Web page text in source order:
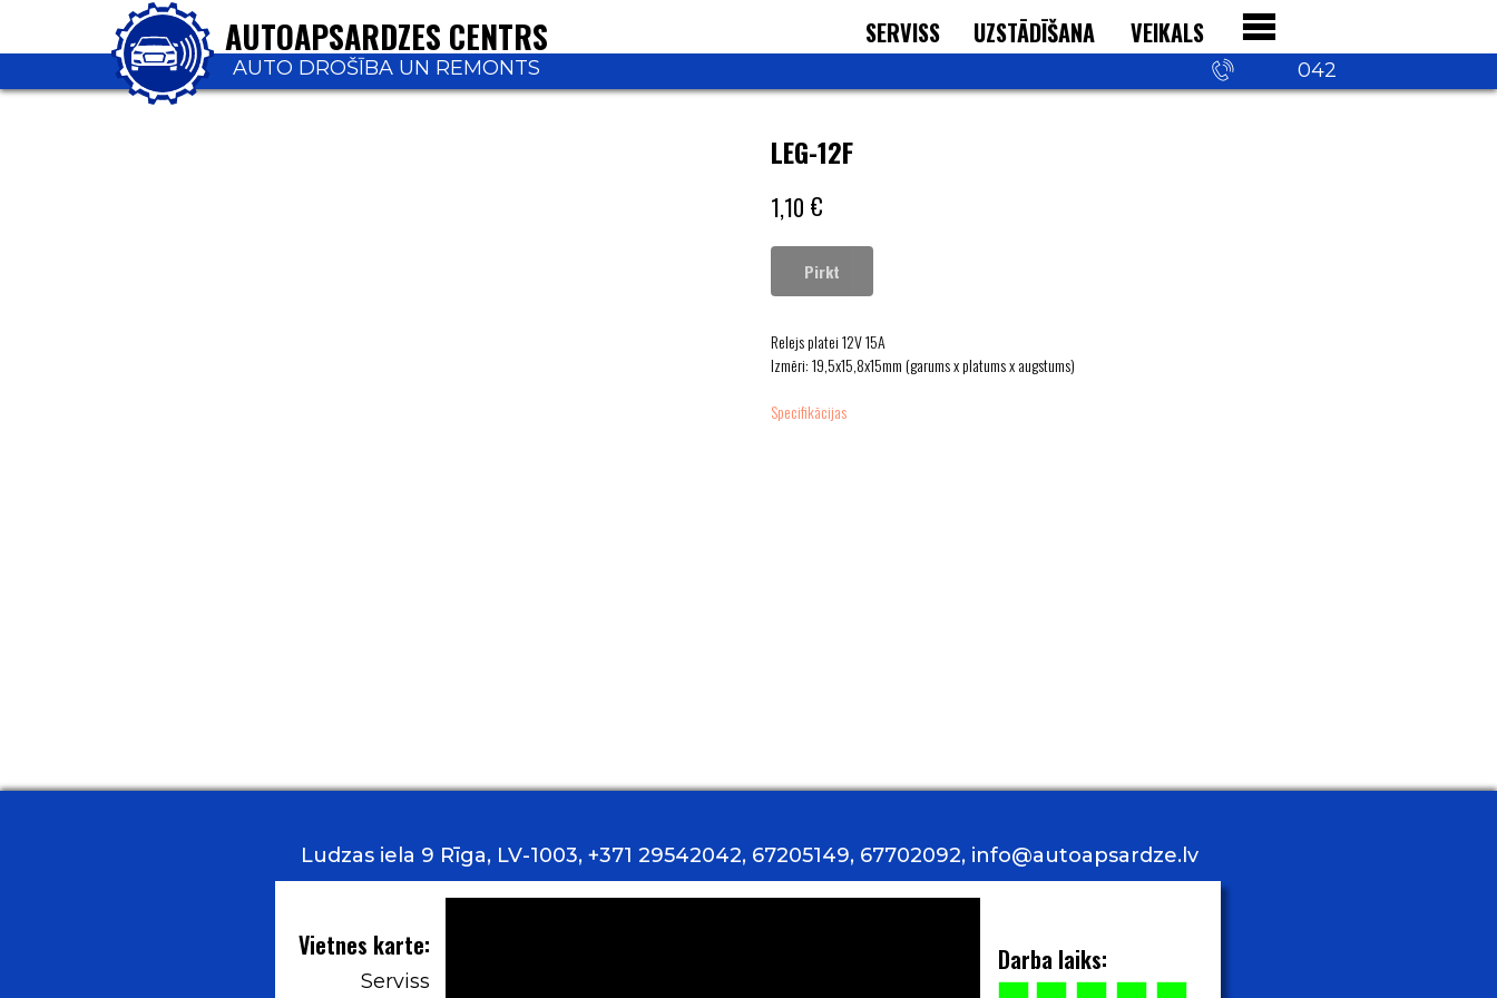
+371 29 542
042
AUTOAPSARDZES CENTRS
AUTO DROŠĪBA UN REMONTS
VEIKALS
UZSTĀDĪŠANA
SERVISS
LEG-12F
1,10 €
Pirkt
Relejs platei 12V 15A
Izmēri: 19,5x15,8x15mm (garums х platums х augstums)
Specifikācijas
Darba laiks:
Ludzas iela 9 Rīga, LV-1003, +371 29542042, 67205149, 67702092, info@autoapsardze.lv
Serviss
Vietnes karte: